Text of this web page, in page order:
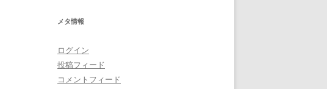
メタ情報
ログイン
投稿フィード
コメントフィード